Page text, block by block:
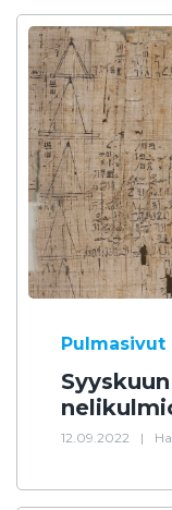
Pulmasivut
12.09.2022 |